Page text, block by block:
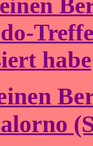
habe